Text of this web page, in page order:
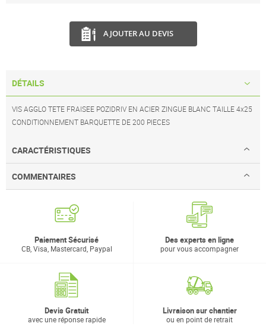
AJOUTER AU DEVIS
DÉTAILS
VIS AGGLO TETE FRAISEE POZIDRIV EN ACIER ZINGUE BLANC TAILLE 4x25
CONDITIONNEMENT BARQUETTE DE 200 PIECES
CARACTÉRISTIQUES
COMMENTAIRES
Paiement Sécurisé
CB, Visa, Mastercard, Paypal
Des experts en ligne
pour vous accompagner
Devis Gratuit
avec une réponse rapide
Livraison sur chantier
ou en point de retrait